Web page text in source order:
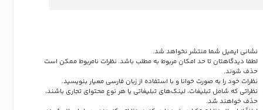
نشانی ایمیل شما منتشر نخواهد شد.
لطفا دیدگاهتان تا حد امکان مربوط به مطلب باشد. نظرات نامربوط ممکن است
حذف شوند.
نظرات خود را به صورت خوانا و با استفاده از زبان فارسی معیار بنویسید.
نظراتی که شامل تبلیغات، لینک‌های تبلیغاتی یا هر نوع محتوای تجاری باشند،
حذف خواهند شد.